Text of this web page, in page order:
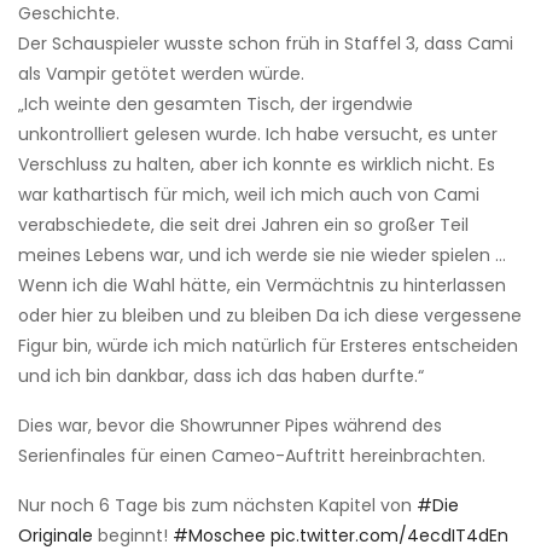
Geschichte.
Der Schauspieler wusste schon früh in Staffel 3, dass Cami
als Vampir getötet werden würde.
„Ich weinte den gesamten Tisch, der irgendwie
unkontrolliert gelesen wurde. Ich habe versucht, es unter
Verschluss zu halten, aber ich konnte es wirklich nicht. Es
war kathartisch für mich, weil ich mich auch von Cami
verabschiedete, die seit drei Jahren ein so großer Teil
meines Lebens war, und ich werde sie nie wieder spielen …
Wenn ich die Wahl hätte, ein Vermächtnis zu hinterlassen
oder hier zu bleiben und zu bleiben Da ich diese vergessene
Figur bin, würde ich mich natürlich für Ersteres entscheiden
und ich bin dankbar, dass ich das haben durfte.“
Dies war, bevor die Showrunner Pipes während des
Serienfinales für einen Cameo-Auftritt hereinbrachten.
Nur noch 6 Tage bis zum nächsten Kapitel von #Die
Originale beginnt! #Moschee pic.twitter.com/4ecdIT4dEn